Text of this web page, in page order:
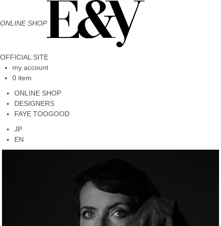
ONLINE SHOP
OFFICIAL SITE
my account
0 item
ONLINE SHOP
DESIGNERS
FAYE TOOGOOD
JP
EN